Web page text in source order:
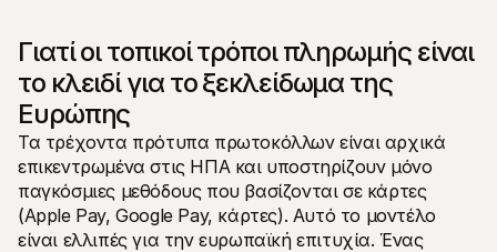
Γιατί οι τοπικοί τρόποι πληρωμής είναι
το κλειδί για το ξεκλείδωμα της
Ευρώπης
Τα τρέχοντα πρότυπα πρωτοκόλλων είναι αρχικά
επικεντρωμένα στις ΗΠΑ και υποστηρίζουν μόνο
παγκόσμιες μεθόδους που βασίζονται σε κάρτες
(Apple Pay, Google Pay, κάρτες). Αυτό το μοντέλο
είναι ελλιπές για την ευρωπαϊκή επιτυχία. Ένας